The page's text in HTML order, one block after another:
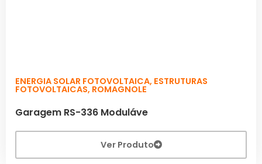
ENERGIA SOLAR FOTOVOLTAICA, ESTRUTURAS
FOTOVOLTAICAS, ROMAGNOLE
Garagem RS-336 Moduláve
Ver Produto